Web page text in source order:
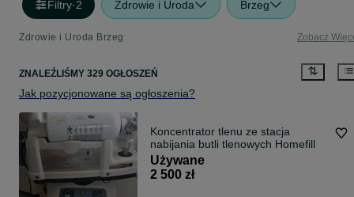
Filtry·2 Zdrowie i Uroda Brzeg
Zdrowie i Uroda Brzeg Zobacz
ZNALEŹLIŚMY 329 OGŁOSZEŃ
Jak pozycjonowane są ogłoszenia?
Koncentrator tlenu ze stacja
nabijania butli tlenowych Homefill
Używane
2 500 zł